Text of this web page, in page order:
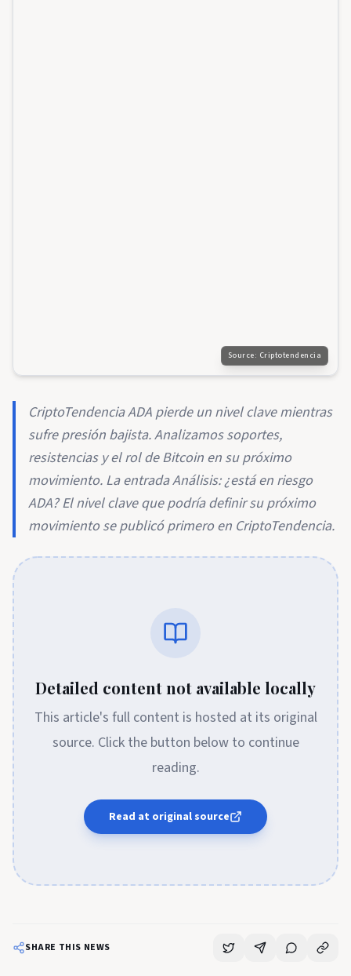
Source: Criptotendencia
CriptoTendencia ADA pierde un nivel clave mientras
sufre presión bajista. Analizamos soportes,
resistencias y el rol de Bitcoin en su próximo
movimiento. La entrada Análisis: ¿está en riesgo
ADA? El nivel clave que podría definir su próximo
movimiento se publicó primero en CriptoTendencia.
Detailed content not available locally
This article's full content is hosted at its original
source. Click the button below to continue
reading.
Read at original source
SHARE THIS NEWS